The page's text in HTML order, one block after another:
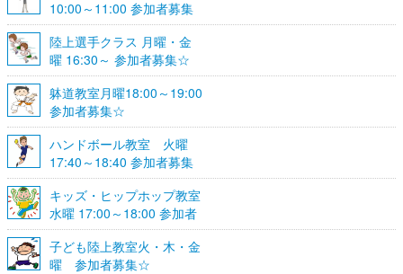
10:00～11:00 参加者募集
陸上選手クラス 月曜・金
曜 16:30～ 参加者募集☆
躰道教室月曜18:00～19:00
参加者募集☆
ハンドボール教室 火曜
17:40～18:40 参加者募集
☆
キッズ・ヒップホップ教室
水曜 17:00～18:00 参加者
募集☆
子ども陸上教室火・木・金
曜 参加者募集☆